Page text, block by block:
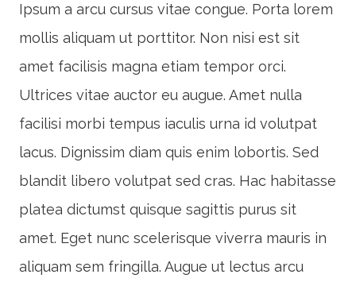
Ipsum a arcu cursus vitae congue. Porta lorem
mollis aliquam ut porttitor. Non nisi est sit
amet facilisis magna etiam tempor orci.
Ultrices vitae auctor eu augue. Amet nulla
facilisi morbi tempus iaculis urna id volutpat
lacus. Dignissim diam quis enim lobortis. Sed
blandit libero volutpat sed cras. Hac habitasse
platea dictumst quisque sagittis purus sit
amet. Eget nunc scelerisque viverra mauris in
aliquam sem fringilla. Augue ut lectus arcu